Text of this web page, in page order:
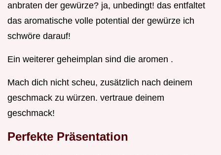
anbraten der gewürze? ja, unbedingt! das entfaltet
das aromatische volle potential der gewürze ich
schwöre darauf!
Ein weiterer geheimplan sind die aromen .
Mach dich nicht scheu, zusätzlich nach deinem
geschmack zu würzen. vertraue deinem
geschmack!
Perfekte Präsentation